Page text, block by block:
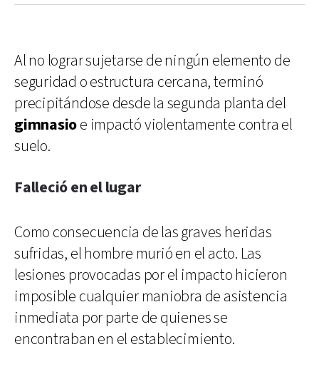
Al no lograr sujetarse de ningún elemento de
seguridad o estructura cercana, terminó
precipitándose desde la segunda planta del
gimnasioe impactó violentamente contra el
suelo.
Falleció en el lugar
Como consecuencia de las graves heridas
sufridas, el hombre murió en el acto. Las
lesiones provocadas por el impacto hicieron
imposible cualquier maniobra de asistencia
inmediata por parte de quienes se
encontraban en el establecimiento.